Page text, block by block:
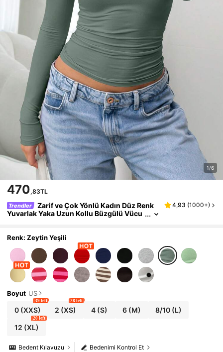
1/6
470,83TL
Trendler
Zarif ve Çok Yönlü Kadın Düz Renk
Yuvarlak Yaka Uzun Kollu Büzgülü Vücu
4,93 (1000+)
Renk: Zeytin Yeşili
Boyut US
0(XXS)
39 left
2 (XS)
28 left
4 (S) 6 (M) 8/10 (L)
12 (XL)
20 left
Bedenimi Kontrol Et
Bedent Kılavuzu